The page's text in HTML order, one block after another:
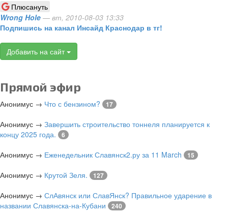
Плюсануть
Wrong Hole — вт, 2010-08-03 13:33
Подпишись на канал Инсайд Краснодар в тг!
Добавить на сайт
Прямой эфир
Анонимус → Что с бензином? 17
Анонимус → Завершить строительство тоннеля планируется к
концу 2025 года.
6
Анонимус → Еженедельник Славянск2.ру за 11 March 15
Анонимус → Крутой Зеля. 127
Анонимус → СлАвянск или СлавЯнск? Правильное ударение в
названии Славянска-на-Кубани
240